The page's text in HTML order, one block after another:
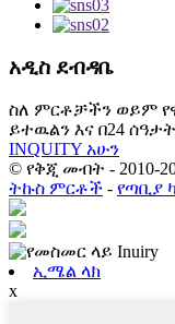
አዲስ ደብዳቤ
ስለ ምርቶቻችን ወይም
ይተዉልን እና በ24
INQUITY አሁን
© የቅጂ መብት -
ትኩስ ምርቶች - የጣቢያ
ኢሜል ላክ
x